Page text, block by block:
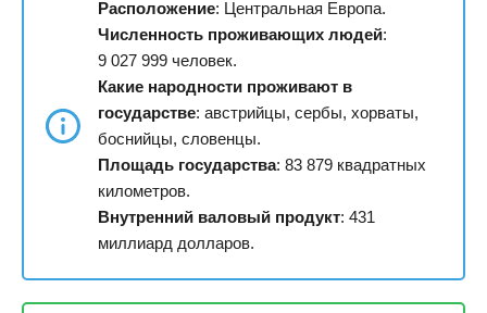
Расположение: Центральная Европа.
Численность проживающих людей:
9 027 999 человек.
Какие народности проживают в
государстве: австрийцы, сербы, хорваты,
боснийцы, словенцы.
Площадь государства: 83 879 квадратных
километров.
Внутренний валовый продукт: 431
миллиард долларов.